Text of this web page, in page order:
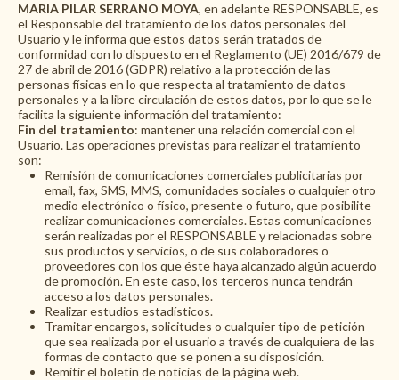
MARIA PILAR SERRANO MOYA, en adelante RESPONSABLE, es
el Responsable del tratamiento de los datos personales del
Usuario y le informa que estos datos serán tratados de
conformidad con lo dispuesto en el Reglamento (UE) 2016/679 de
27 de abril de 2016 (GDPR) relativo a la protección de las
personas físicas en lo que respecta al tratamiento de datos
personales y a la libre circulación de estos datos, por lo que se le
facilita la siguiente información del tratamiento:
Fin del tratamiento: mantener una relación comercial con el
Usuario. Las operaciones previstas para realizar el tratamiento
son:
Remisión de comunicaciones comerciales publicitarias por
email, fax, SMS, MMS, comunidades sociales o cualquier otro
medio electrónico o físico, presente o futuro, que posibilite
realizar comunicaciones comerciales. Estas comunicaciones
serán realizadas por el RESPONSABLE y relacionadas sobre
sus productos y servicios, o de sus colaboradores o
proveedores con los que éste haya alcanzado algún acuerdo
de promoción. En este caso, los terceros nunca tendrán
acceso a los datos personales.
Realizar estudios estadísticos.
Tramitar encargos, solicitudes o cualquier tipo de petición
que sea realizada por el usuario a través de cualquiera de las
formas de contacto que se ponen a su disposición.
Remitir el boletín de noticias de la página web.